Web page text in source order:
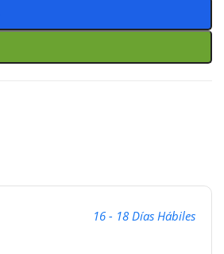
16 - 18 Días Hábiles